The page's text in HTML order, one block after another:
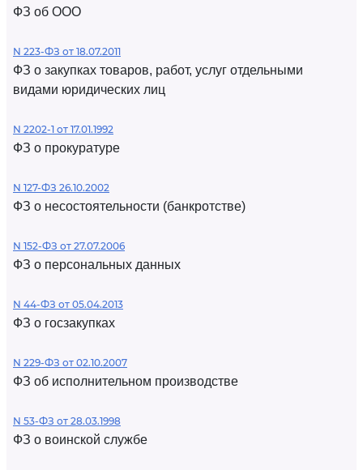
ФЗ об ООО
N 223-ФЗ от 18.07.2011
ФЗ о закупках товаров, работ, услуг отдельными
видами юридических лиц
N 2202-1 от 17.01.1992
ФЗ о прокуратуре
N 127-ФЗ 26.10.2002
ФЗ о несостоятельности (банкротстве)
N 152-ФЗ от 27.07.2006
ФЗ о персональных данных
N 44-ФЗ от 05.04.2013
ФЗ о госзакупках
N 229-ФЗ от 02.10.2007
ФЗ об исполнительном производстве
N 53-ФЗ от 28.03.1998
ФЗ о воинской службе